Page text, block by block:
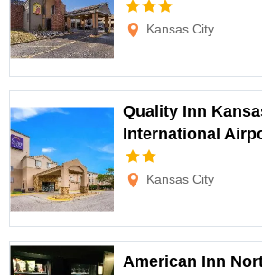
Kansas City
Quality Inn
International
Kansas City
American Inn